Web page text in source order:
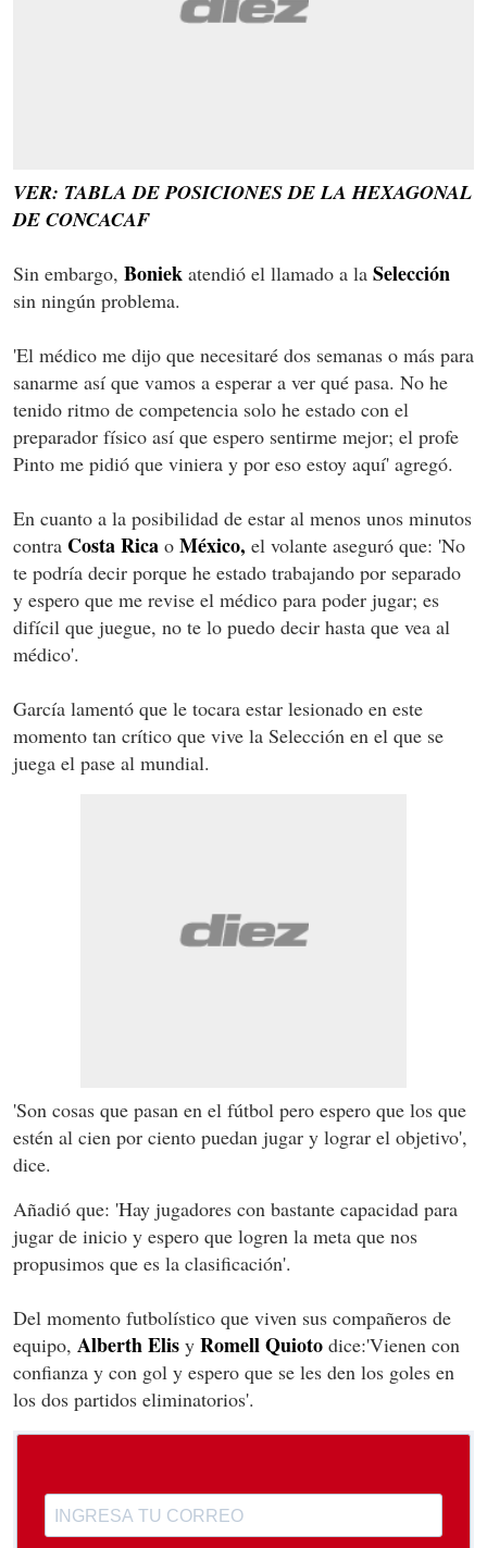
VER: TABLA DE POSICIONES DE LA HEXAGONAL
DE CONCACAF
Sin embargo, Boniek atendió el llamado a la Selección
sin ningún problema.
'El médico me dijo que necesitaré dos semanas o más para
sanarme así que vamos a esperar a ver qué pasa. No he
tenido ritmo de competencia solo he estado con el
preparador físico así que espero sentirme mejor; el profe
Pinto me pidió que viniera y por eso estoy aquí' agregó.
En cuanto a la posibilidad de estar al menos unos minutos
contra Costa Rica o México, el volante aseguró que: 'No
te podría decir porque he estado trabajando por separado
y espero que me revise el médico para poder jugar; es
difícil que juegue, no te lo puedo decir hasta que vea al
médico'.
García lamentó que le tocara estar lesionado en este
momento tan crítico que vive la Selección en el que se
juega el pase al mundial.
'Son cosas que pasan en el fútbol pero espero que los que
estén al cien por ciento puedan jugar y lograr el objetivo',
dice.
Añadió que: 'Hay jugadores con bastante capacidad para
jugar de inicio y espero que logren la meta que nos
propusimos que es la clasificación'.
Del momento futbolístico que viven sus compañeros de
equipo, Alberth Elis y Romell Quioto dice:'Vienen con
confianza y con gol y espero que se les den los goles en
los dos partidos eliminatorios'.